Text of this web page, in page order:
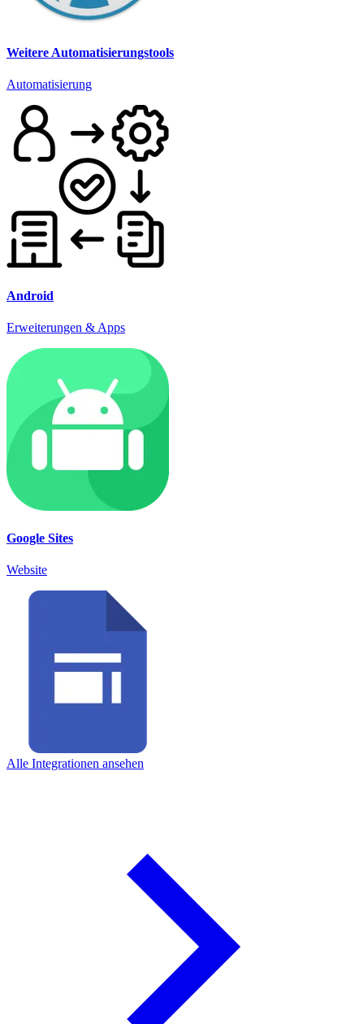
Weitere Automatisierungstools
Automatisierung
Android
Erweiterungen & Apps
Google Sites
Website
Alle Integrationen ansehen